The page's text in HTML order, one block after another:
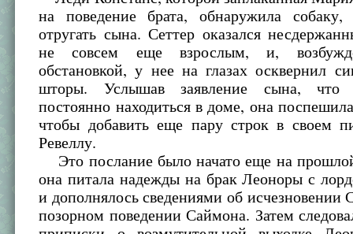
на поведение брата, обнаружила собаку,
отругать сына. Сеттер оказался
не совсем еще взрослым, и,
обстановкой, у нее на глазах осквернил
шторы. Услышав заявление сына, что
постоянно находиться в доме, она
чтобы добавить еще пару строк в своем
Ревеллу.
Это послание было начато еще на
она питала надежды на брак Леоноры с
и дополнялось сведениями об исчезновении
позорном поведении Саймона. Затем